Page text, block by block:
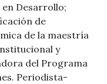
Desarrollo;
de
de la maestría
y
del Programa
Periodista-